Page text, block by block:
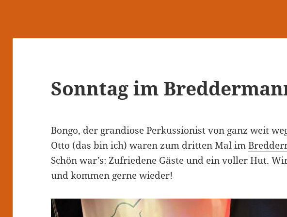
Sonntag im
Bongo, der grandiose Perkussionist von ganz weit
Otto (das bin ich) waren zum dritten Mal im
Schön war’s: Zufriedene Gäste und ein voller Hut.
und kommen gerne wieder!